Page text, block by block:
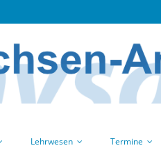
Lehrwesen Termine